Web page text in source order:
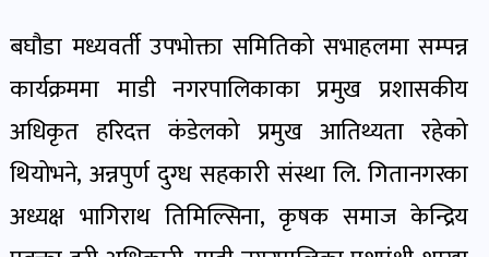
बिपद-
जोखिम
पोष्ट
खेल
र
खेलाडी
बघौडा मध्यवर्ती उपभोक्ता समितिको सभाहलमा सम्पन्न
कार्यक्रममा माडी नगरपालिकाका प्रमुख प्रशासकीय
अधिकृत हरिदत्त कंडेलको प्रमुख आतिथ्यता रहेको
थियोभने, अन्नपुर्ण दुग्ध सहकारी संस्था लि. गितानगरका
अध्यक्ष भागिराथ तिमिल्सिना, कृषक समाज केन्द्रिय